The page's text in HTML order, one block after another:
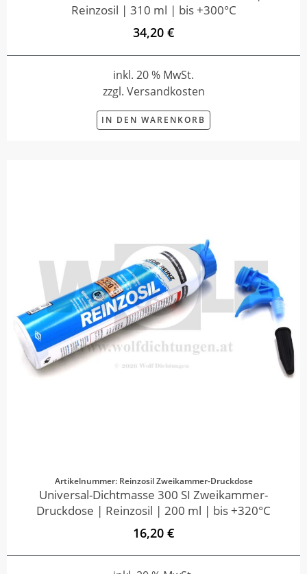
Reinzosil | 310 ml | bis +300°C
34,20 €
inkl. 20 % MwSt.
zzgl. Versandkosten
IN DEN WARENKORB
Artikelnummer: Reinzosil Zweikammer-Druckdose
Universal-Dichtmasse 300 SI Zweikammer-
Druckdose | Reinzosil | 200 ml | bis +320°C
16,20 €